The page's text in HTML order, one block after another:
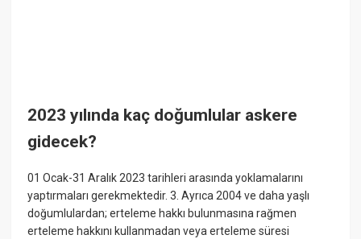
2023 yılında kaç doğumlular askere
gidecek?
01 Ocak-31 Aralık 2023 tarihleri arasında yoklamalarını
yaptırmaları gerekmektedir. 3. Ayrıca 2004 ve daha yaşlı
doğumlulardan; erteleme hakkı bulunmasına rağmen
erteleme hakkını kullanmadan veya erteleme süresi